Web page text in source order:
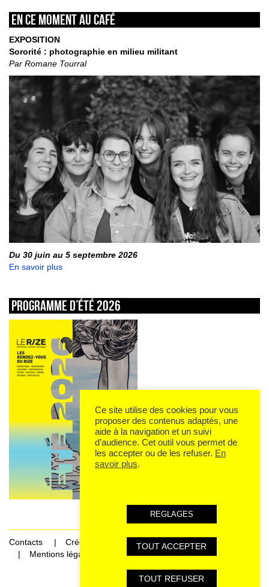
En ce moment au café
EXPOSITION
Sororité : photographie en milieu militant
Par Romane Tourral
Du 30 juin au 5 septembre 2026
En savoir plus
Programme d’été 2026
Contacts
Crédits
Mentions légales et données personnelles
Ce site utilise des cookies pour vous
proposer des contenus adaptés, une
aide à la navigation et un suivi
d’audience. Cet outil vous permet de
les accepter ou de les refuser. En
savoir plus.
REGLAGES
TOUT ACCEPTER
TOUT REFUSER